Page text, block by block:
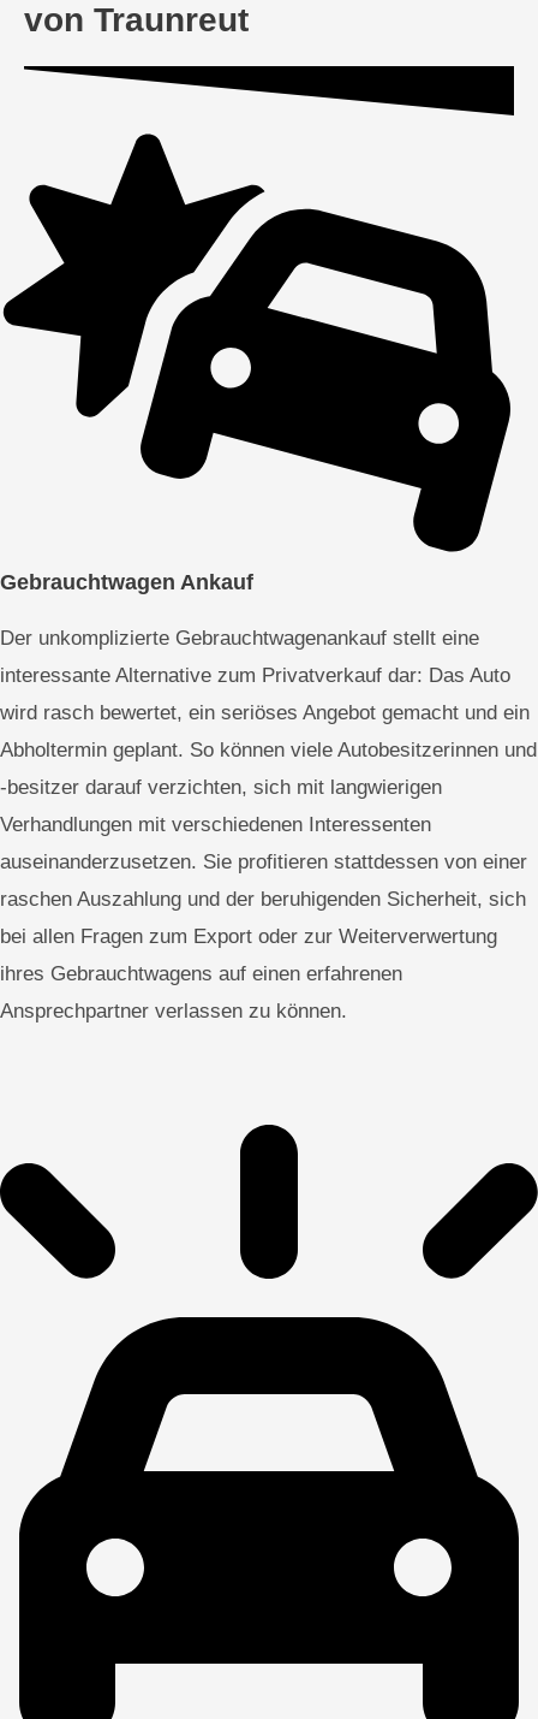
von Traunreut
Gebrauchtwagen Ankauf
Der unkomplizierte Gebrauchtwagenankauf stellt eine
interessante Alternative zum Privatverkauf dar: Das Auto
wird rasch bewertet, ein seriöses Angebot gemacht und ein
Abholtermin geplant. So können viele Autobesitzerinnen und
-besitzer darauf verzichten, sich mit langwierigen
Verhandlungen mit verschiedenen Interessenten
auseinanderzusetzen. Sie profitieren stattdessen von einer
raschen Auszahlung und der beruhigenden Sicherheit, sich
bei allen Fragen zum Export oder zur Weiterverwertung
ihres Gebrauchtwagens auf einen erfahrenen
Ansprechpartner verlassen zu können.